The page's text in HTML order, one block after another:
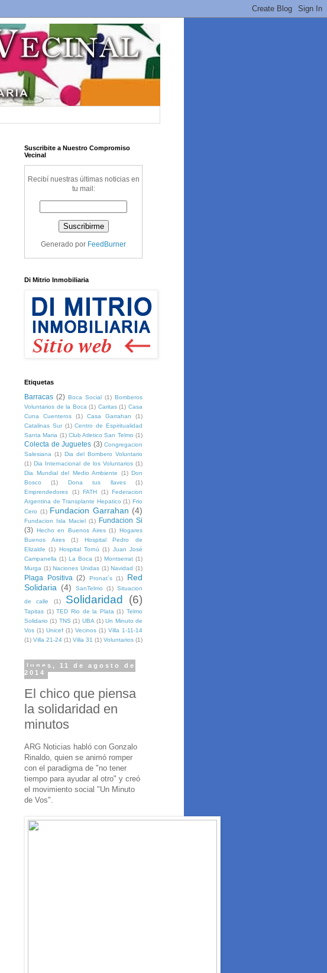
Suscribite a Nuestro Compromiso
Vecinal
Recibí nuestras últimas noticias en
tu mail:
Generado por FeedBurner
Di Mitrio Inmobiliaria
Etiquetas
Barracas (2) Boca Social (1) Bomberos
Voluntarios de la Boca (1) Caritas (1) Casa
Cuna Cuenteros
(1) Casa Garrahan
(1)
Catalinas Sur (1) Centro de Espiritualidad
Santa Maria (1) Club Atletico San Telmo (1)
Colecta de Juguetes (3) Congregacion
Salesiana (1) Dia del Bombero Voluntario
(1) Dia Internacional de los Voluntarios (1)
Dia Mundial del Medio Ambiente
(1) Don
Bosco
(1) Dona tus llaves
(1)
Emprendedores
(1) FATH (1)
Federacion
Argentina de Transplante Hepatico (1) Frio
Cero (1) Fundacion Garrahan (4)
Fundacion Isla Maciel (1)
Fundacion Si
(3)
Hecho en Buenos Aires (1)
Hogares
Buenos Aires
(1)
Hospital Pedro de
Elizalde (1) Hospital Tornú (1) Juan José
Campanella (1) La Boca (1) Montserrat (1)
Murga (1) Naciones Unidas (1) Navidad (1)
Plaga Positiva (2) Pronat´s (1)
Red
Solidaria (4) SanTelmo (1) Situacion
de calle
(1) Solidaridad (6)
Tapitas (1) TED Rio de la Plata (1) Telmo
Solidario (1) TNS (1) UBA (1) Un Minuto de
Vos (1) Unicef (1) Vecinos (1) Villa 1-11-14
(1) Villa 21-24 (1) Villa 31 (1) Voluntarios (1)
lunes, 11 de agosto de
2014
El chico que piensa
la solidaridad en
minutos
ARG Noticias habló con Gonzalo
Rinaldo, quien se animó romper
con el paradigma de "no tener
tiempo para ayudar al otro" y creó
el movimiento social "Un Minuto
de Vos".